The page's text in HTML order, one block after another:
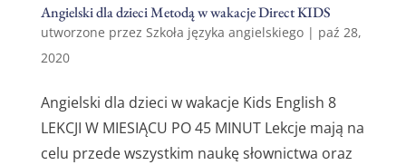
Angielski dla dzieci Metodą w wakacje Direct KIDS
utworzone przez Szkoła języka angielskiego| paź 28,
2020
Angielski dla dzieci w wakacje Kids English 8
LEKCJI W MIESIĄCU PO 45 MINUT Lekcje mają na
celu przede wszystkim naukę słownictwa oraz